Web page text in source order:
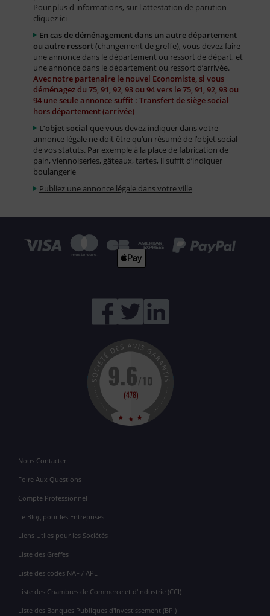
Pour plus d'informations, sur l'attestation de parution
cliquez ici
En cas de déménagement dans un autre département
ou autre ressort(changement de greffe), vous devez faire
une annonce dans le département ou ressort de départ, et
une annonce dans le département ou ressort d’arrivée.
Avec notre partenaire le nouvel Economiste, si vous
déménagez du 75, 91, 92, 93 ou 94 vers le 75, 91, 92, 93 ou
94 une seule annonce suffit : Transfert de siège social
hors département (arrivée)
L’objet social que vous devez indiquer dans votre
annonce légale ne doit être qu’un résumé de l’objet social
de vos statuts. Par exemple à la place de fabrication de
pain, viennoiseries, gâteaux, tartes, il suffit d’indiquer
boulangerie
Publiez une annonce légale dans votre ville
Nous Contacter
Foire Aux Questions
Compte Professionnel
Le Blog pour les Entreprises
Liens Utiles pour les Sociétés
Liste des Greffes
Liste des codes NAF / APE
Liste des Chambres de Commerce et d'Industrie (CCI)
Liste des Banques Publiques d'Investissement (BPI)